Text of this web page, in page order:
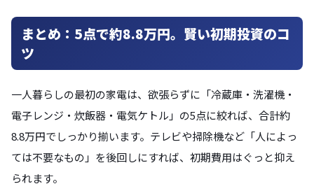
まとめ：5点で約8.8万円。賢い初期投資のコ
ツ
一人暮らしの最初の家電は、欲張らずに「冷蔵庫・洗濯機・
電子レンジ・炊飯器・電気ケトル」の5点に絞れば、合計約
8.8万円でしっかり揃います。テレビや掃除機など「人によっ
ては不要なもの」を後回しにすれば、初期費用はぐっと抑え
られます。